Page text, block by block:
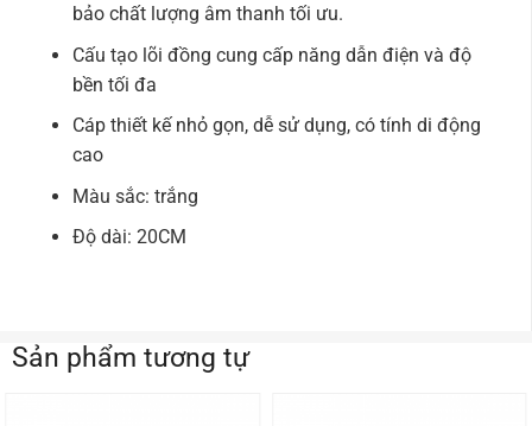
bảo chất lượng âm thanh tối ưu.
Cấu tạo lõi đồng cung cấp năng dẫn điện và độ
bền tối đa
Cáp thiết kế nhỏ gọn, dễ sử dụng, có tính di động
cao
Màu sắc: trắng
Độ dài: 20CM
Sản phẩm tương tự